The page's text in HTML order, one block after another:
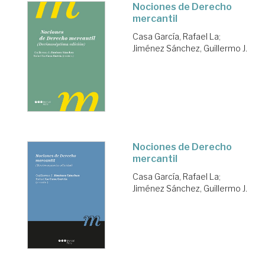
Nociones de Derecho
mercantil
Casa García, Rafael La;
Jiménez Sánchez, Guillermo J.
Nociones de Derecho
mercantil
Casa García, Rafael La;
Jiménez Sánchez, Guillermo J.